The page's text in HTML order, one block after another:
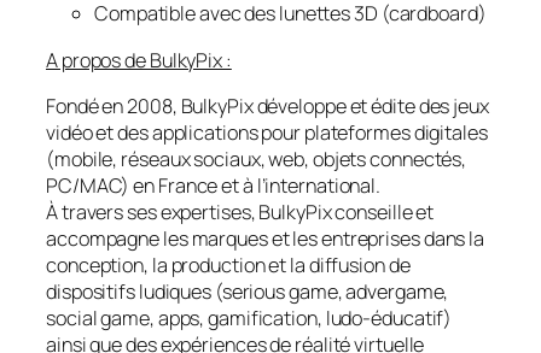
Compatible avec des lunettes 3D (cardboard)
A propos de BulkyPix :
Fondé en 2008, BulkyPix développe et édite des jeux
vidéo et des applications pour plateformes digitales
(mobile, réseaux sociaux, web, objets connectés,
PC/MAC) en France et à l’international.
À travers ses expertises, BulkyPix conseille et
accompagne les marques et les entreprises dans la
conception, la production et la diffusion de
dispositifs ludiques (serious game, advergame,
social game, apps, gamification, ludo-éducatif)
ainsi que des expériences de réalité virtuelle